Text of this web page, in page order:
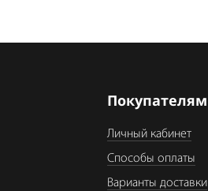
Покупателям
Личный кабинет
Способы оплаты
Варианты доставки